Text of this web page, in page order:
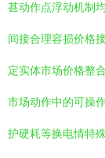
甚动作点浮动机制
间接合理容损价格
定实体市场价格整
市场动作中的可操
护硬耗等换电情特